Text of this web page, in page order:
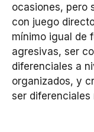
ocasiones, pero
con juego
mínimo igual de
agresivas, ser
diferenciales a
organizados, y
ser diferenciales